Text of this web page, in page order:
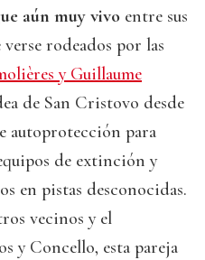
aún muy vivo entre sus
rodeados por las
y Guillaume
de San Cristovo desde
autoprotección para
de extinción y
en pistas desconocidas.
vecinos y el
y Concello, esta pareja